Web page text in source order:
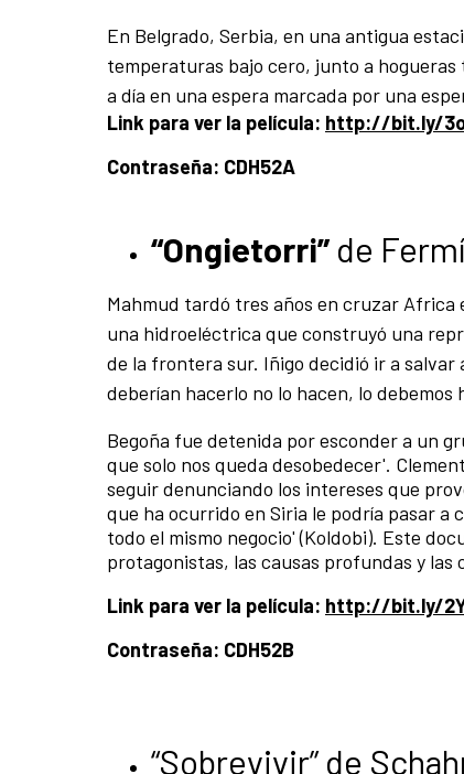
En Belgrado, Serbia, en una antigua
temperaturas bajo cero, junto a
a día en una espera marcada por una
Link para ver la película: http://bit.ly/
Contraseña: CDH52A
“Ongietorri”de
Mahmud tardó tres años en cruzar Africa
una hidroeléctrica que construyó una
de la frontera sur. Iñigo decidió ir a salvar
deberían hacerlo no lo hacen, lo debemos
Begoña fue detenida por esconder a un
que solo nos queda desobedecer'.
seguir denunciando los intereses que
que ha ocurrido en Siria le podría pasar a
todo el mismo negocio' (Koldobi). Este
protagonistas, las causas profundas y las
Link para ver la película: http://bit.ly/
Contraseña: CDH52B
“Sobrevivir” de